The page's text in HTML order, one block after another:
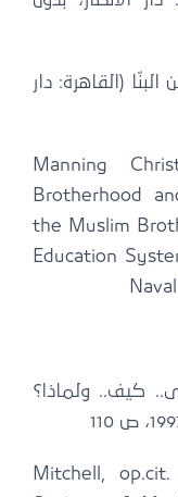
(القاهرة: دار
[13] . Manning
Brotherhood
the Muslim
Education
كيف.. ولماذا؟
[16]. Mitchell,